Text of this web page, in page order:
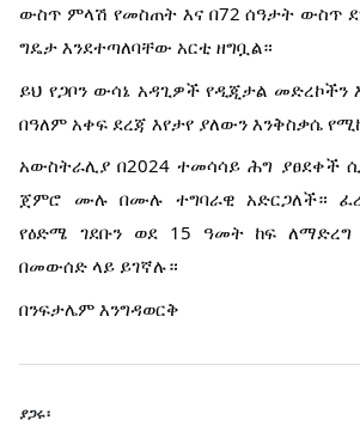
ውስጥ ምላሽ የመስጠት እና በ72 ሰዓታት ውስጥ
ግዴታ እንደተጣለባቸው አርቲ ዘግቧል።
ይህ የጋቦን ውሳኔ አዳጊዎች የዲጂታል
በዓለም አቀፍ ደረጃ እየታየ ያለውን እንቅስቃሴ
አውስትራሊያ በ2024 ተመሳሳይ ሕግ ያፀደቀች
ጀምሮ ሙሉ በሙሉ ተግባራዊ አድርጋለች።
የዕድሜ ገደቡን ወደ 15 ዓመት ከፍ ለማድረግ
በመውሰድ ላይ ይገኛሉ።
በንፍታሌም እንግዳወርቅ
ያጋሩ፡